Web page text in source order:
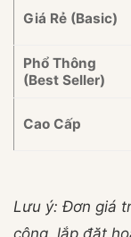
Giá Rẻ (Basic)
Phổ Thông
(Best Seller)
Cao Cấp
Lưu ý: Đơn giá
công, lắp đặt